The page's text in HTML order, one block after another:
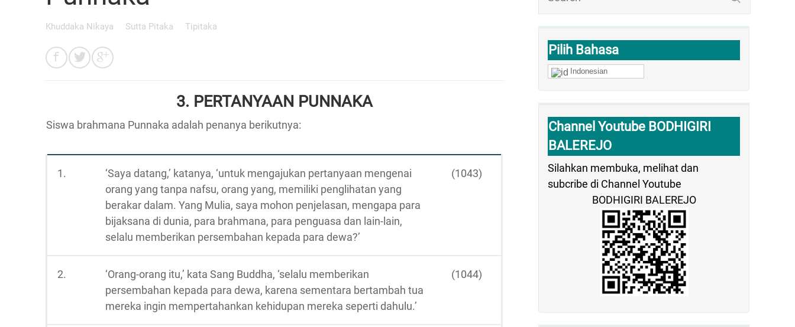
Pilih Bahasa
Indonesian
Channel Youtube BODHIGIRI
BALEREJO
Silahkan membuka, melihat dan
subcribe di Channel Youtube
BODHIGIRI BALEREJO
Khuddaka Nikaya Sutta Pitaka Tipitaka
3. PERTANYAAN PUNNAKA
Siswa brahmana Punnaka adalah penanya berikutnya:
1.
‘Saya datang,’ katanya, ‘untuk mengajukan pertanyaan mengenai
orang yang tanpa nafsu, orang yang, memiliki penglihatan yang
berakar dalam. Yang Mulia, saya mohon penjelasan, mengapa para
bijaksana di dunia, para brahmana, para penguasa dan lain-lain,
selalu memberikan persembahan kepada para dewa?’
(1043)
2.
‘Orang-orang itu,’ kata Sang Buddha, ‘selalu memberikan
persembahan kepada para dewa, karena sementara bertambah tua
mereka ingin mempertahankan kehidupan mereka seperti dahulu.’
(1044)